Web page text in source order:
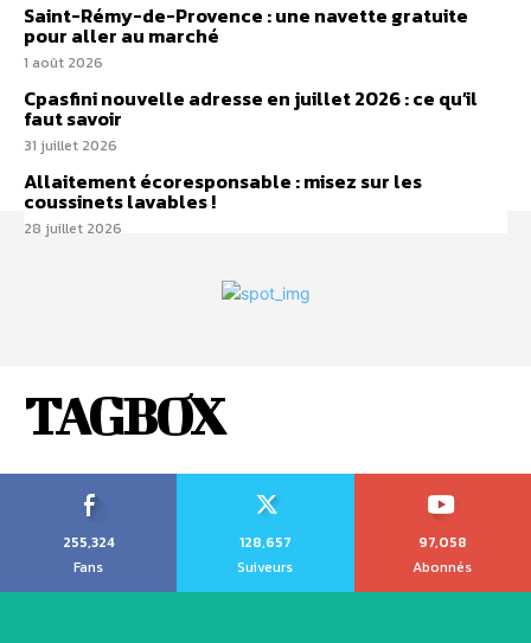
Saint-Rémy-de-Provence : une navette gratuite
pour aller au marché
1 août 2026
Cpasfini nouvelle adresse en juillet 2026 : ce qu’il
faut savoir
31 juillet 2026
Allaitement écoresponsable : misez sur les
coussinets lavables !
28 juillet 2026
TAGBOX
255,324
Fans
128,657
Suiveurs
97,058
Abonnés